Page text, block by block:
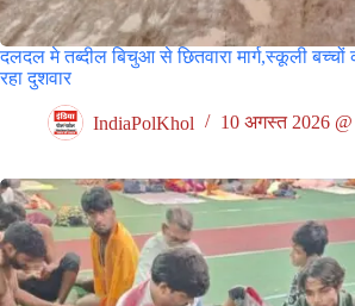
दलदल मे तब्दील बिचुआ से छितवारा मार्ग,स्कूली बच्चों
रहा दुशवार
IndiaPolKhol 10 अगस्त 2026 @